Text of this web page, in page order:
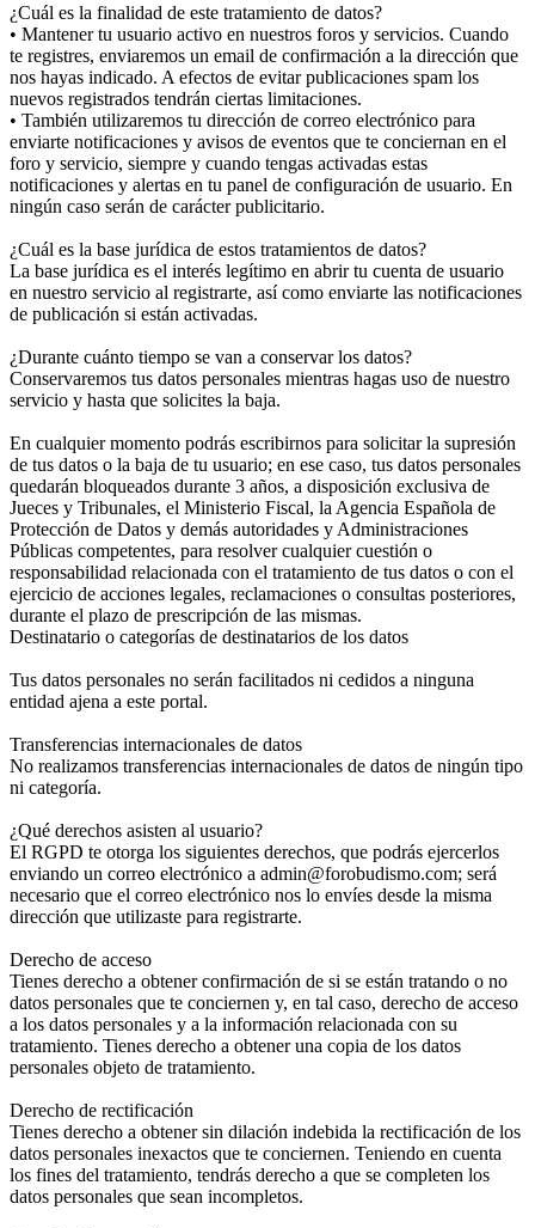
¿Cuál es la finalidad de este tratamiento de datos?
• Mantener tu usuario activo en nuestros foros y servicios. Cuando
te registres, enviaremos un email de confirmación a la dirección que
nos hayas indicado. A efectos de evitar publicaciones spam los
nuevos registrados tendrán ciertas limitaciones.
• También utilizaremos tu dirección de correo electrónico para
enviarte notificaciones y avisos de eventos que te conciernan en el
foro y servicio, siempre y cuando tengas activadas estas
notificaciones y alertas en tu panel de configuración de usuario. En
ningún caso serán de carácter publicitario.
¿Cuál es la base jurídica de estos tratamientos de datos?
La base jurídica es el interés legítimo en abrir tu cuenta de usuario
en nuestro servicio al registrarte, así como enviarte las notificaciones
de publicación si están activadas.
¿Durante cuánto tiempo se van a conservar los datos?
Conservaremos tus datos personales mientras hagas uso de nuestro
servicio y hasta que solicites la baja.
En cualquier momento podrás escribirnos para solicitar la supresión
de tus datos o la baja de tu usuario; en ese caso, tus datos personales
quedarán bloqueados durante 3 años, a disposición exclusiva de
Jueces y Tribunales, el Ministerio Fiscal, la Agencia Española de
Protección de Datos y demás autoridades y Administraciones
Públicas competentes, para resolver cualquier cuestión o
responsabilidad relacionada con el tratamiento de tus datos o con el
ejercicio de acciones legales, reclamaciones o consultas posteriores,
durante el plazo de prescripción de las mismas.
Destinatario o categorías de destinatarios de los datos
Tus datos personales no serán facilitados ni cedidos a ninguna
entidad ajena a este portal.
Transferencias internacionales de datos
No realizamos transferencias internacionales de datos de ningún tipo
ni categoría.
¿Qué derechos asisten al usuario?
El RGPD te otorga los siguientes derechos, que podrás ejercerlos
enviando un correo electrónico a admin@forobudismo.com; será
necesario que el correo electrónico nos lo envíes desde la misma
dirección que utilizaste para registrarte.
Derecho de acceso
Tienes derecho a obtener confirmación de si se están tratando o no
datos personales que te conciernen y, en tal caso, derecho de acceso
a los datos personales y a la información relacionada con su
tratamiento. Tienes derecho a obtener una copia de los datos
personales objeto de tratamiento.
Derecho de rectificación
Tienes derecho a obtener sin dilación indebida la rectificación de los
datos personales inexactos que te conciernen. Teniendo en cuenta
los fines del tratamiento, tendrás derecho a que se completen los
datos personales que sean incompletos.